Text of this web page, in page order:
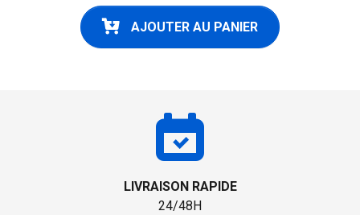
AJOUTER AU PANIER
LIVRAISON RAPIDE
24/48H